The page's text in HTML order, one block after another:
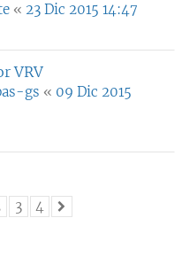
« 23 Dic 2015 14:47
VRV
gs « 09 Dic 2015
3
4
Siguiente